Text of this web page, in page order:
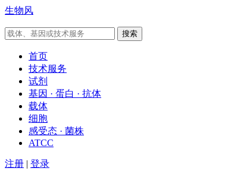
生物风
首页
技术服务
试剂
基因 · 蛋白 · 抗体
载体
细胞
感受态 · 菌株
ATCC
注册 | 登录